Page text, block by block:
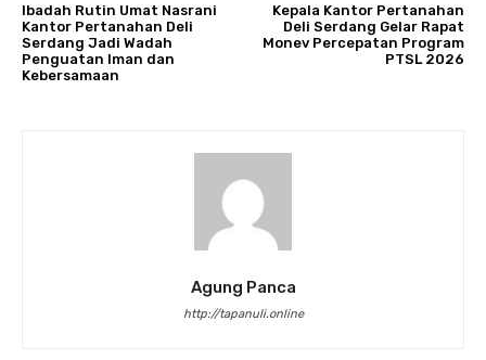
Ibadah Rutin Umat Nasrani
Kantor Pertanahan Deli
Serdang Jadi Wadah
Penguatan Iman dan
Kebersamaan
Kepala Kantor Pertanahan
Deli Serdang Gelar Rapat
Monev Percepatan Program
PTSL 2026
Agung Panca
http://tapanuli.online